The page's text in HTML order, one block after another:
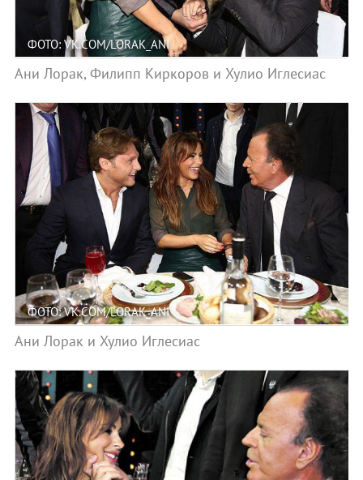
ФОТО: VK.COM/LORAK_ANI
Ани Лорак, Филипп Киркоров и Хулио Иглесиас
ФОТО: VK.COM/LORAK_ANI
Ани Лорак и Хулио Иглесиас